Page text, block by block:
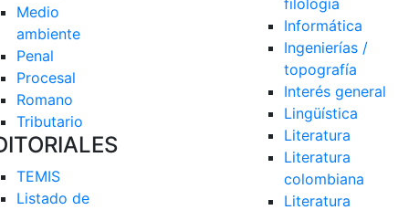
Medio
ambiente
Penal
Procesal
Romano
Tributario
TEMIS
Listado de
filología
Informática
Ingenierías /
topografía
Interés general
Lingüística
Literatura
Literatura
colombiana
Literatura